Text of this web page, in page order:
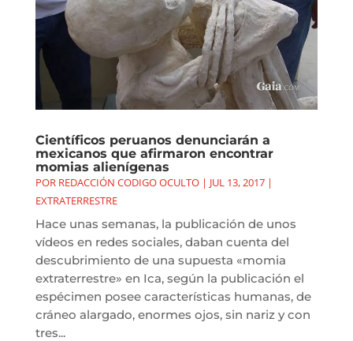
Científicos peruanos denunciarán a
mexicanos que afirmaron encontrar
momias alienígenas
POR REDACCIÓN CODIGO OCULTO| JUL 13, 2017|
EXTRATERRESTRE
Hace unas semanas, la publicación de unos
vídeos en redes sociales, daban cuenta del
descubrimiento de una supuesta «momia
extraterrestre» en Ica, según la publicación el
espécimen posee características humanas, de
cráneo alargado, enormes ojos, sin nariz y con
tres...